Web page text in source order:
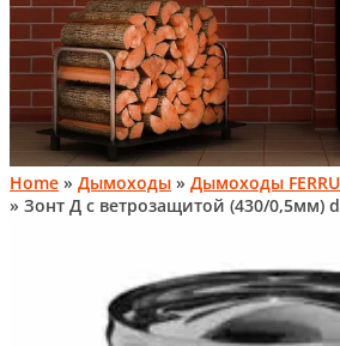
Home » Дымоходы » Дымоходы
» Зонт Д с ветрозащитой (430/0,5мм)